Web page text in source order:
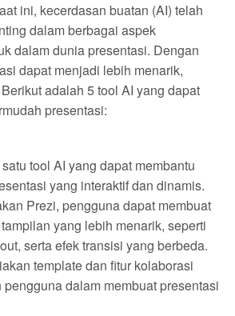
ini, kecerdasan buatan (AI) telah
dalam berbagai aspek
dalam dunia presentasi. Dengan
dapat menjadi lebih menarik,
adalah 5 tool AI yang dapat
presentasi:
tool AI yang dapat membantu
yang interaktif dan dinamis.
Prezi, pengguna dapat membuat
yang lebih menarik, seperti
serta efek transisi yang berbeda.
template dan fitur kolaborasi
dalam membuat presentasi